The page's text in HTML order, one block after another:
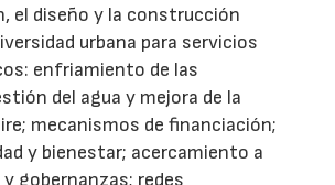
el diseño y la construcción
urbana para servicios
enfriamiento de las
del agua y mejora de la
mecanismos de financiación;
y bienestar; acercamiento a
gobernanzas; redes